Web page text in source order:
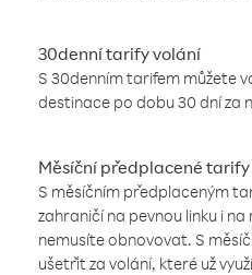
30denní tarify volání
S 30denním tarifem můžete
destinace po dobu 30 dní za
Měsíční předplacené tarify
S měsíčním předplaceným
zahraničí na pevnou linku i na
nemusíte obnovovat. S
ušetřit za volání, které už